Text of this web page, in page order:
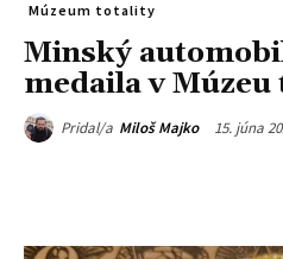
Múzeum totality
Minský
medaila v
Pridal/a Miloš Majko 15. júna